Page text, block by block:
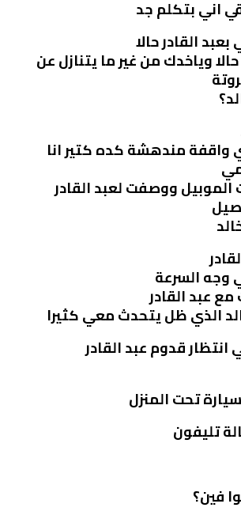
اني بتكلم جد
القادر حالا
وياخدك من غير ما يتنازل عن
واقفة مندهشة كده كتير انا
الموبيل ووصفت لعبد القادر
وجه السرعة
عبد القادر
الذي ظل يتحدث معي كثيرا
انتظار قدوم عبد القادر
تحت المنزل
تليفون
فين؟